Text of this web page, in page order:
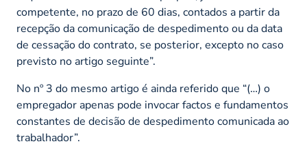
competente, no prazo de 60 dias, contados a partir da
recepção da comunicação de despedimento ou da data
de cessação do contrato, se posterior, excepto no caso
previsto no artigo seguinte”.
No nº 3 do mesmo artigo é ainda referido que “(…) o
empregador apenas pode invocar factos e fundamentos
constantes de decisão de despedimento comunicada ao
trabalhador”.